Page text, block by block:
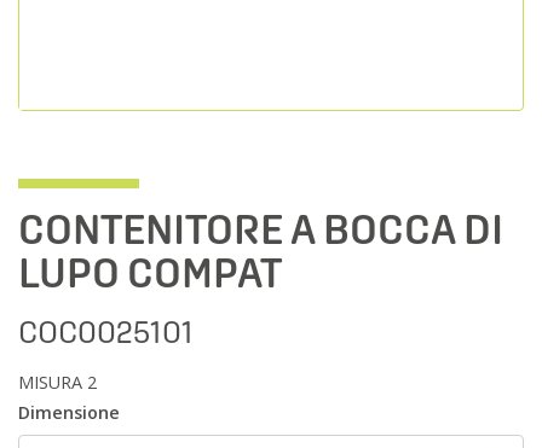
CONTENITORE A BOCCA DI
LUPO COMPAT
COC0025101
MISURA 2
Dimensione